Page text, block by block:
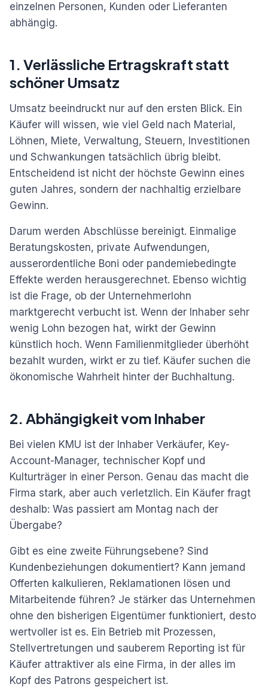
einzelnen Personen, Kunden oder Lieferanten
abhängig.
1. Verlässliche Ertragskraft statt
schöner Umsatz
Umsatz beeindruckt nur auf den ersten Blick. Ein
Käufer will wissen, wie viel Geld nach Material,
Löhnen, Miete, Verwaltung, Steuern, Investitionen
und Schwankungen tatsächlich übrig bleibt.
Entscheidend ist nicht der höchste Gewinn eines
guten Jahres, sondern der nachhaltig erzielbare
Gewinn.
Darum werden Abschlüsse bereinigt. Einmalige
Beratungskosten, private Aufwendungen,
ausserordentliche Boni oder pandemiebedingte
Effekte werden herausgerechnet. Ebenso wichtig
ist die Frage, ob der Unternehmerlohn
marktgerecht verbucht ist. Wenn der Inhaber sehr
wenig Lohn bezogen hat, wirkt der Gewinn
künstlich hoch. Wenn Familienmitglieder überhöht
bezahlt wurden, wirkt er zu tief. Käufer suchen die
ökonomische Wahrheit hinter der Buchhaltung.
2. Abhängigkeit vom Inhaber
Bei vielen KMU ist der Inhaber Verkäufer, Key-
Account-Manager, technischer Kopf und
Kulturträger in einer Person. Genau das macht die
Firma stark, aber auch verletzlich. Ein Käufer fragt
deshalb: Was passiert am Montag nach der
Übergabe?
Gibt es eine zweite Führungsebene? Sind
Kundenbeziehungen dokumentiert? Kann jemand
Offerten kalkulieren, Reklamationen lösen und
Mitarbeitende führen? Je stärker das Unternehmen
ohne den bisherigen Eigentümer funktioniert, desto
wertvoller ist es. Ein Betrieb mit Prozessen,
Stellvertretungen und sauberem Reporting ist für
Käufer attraktiver als eine Firma, in der alles im
Kopf des Patrons gespeichert ist.